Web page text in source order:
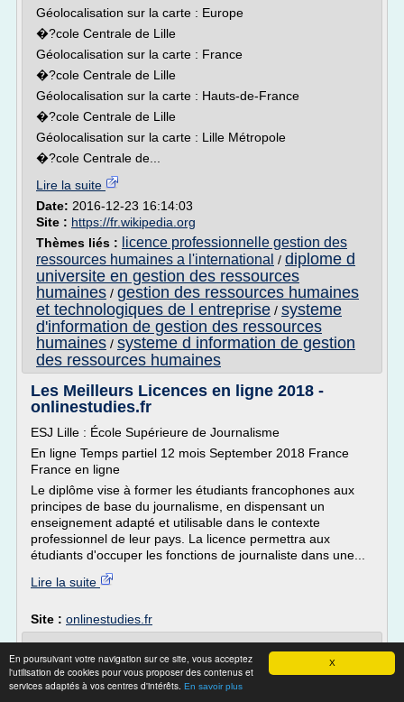
X
En poursuivant votre navigation sur ce site, vous acceptez
l'utilisation de cookies pour vous proposer des contenus et
services adaptés à vos centres d'intérêts. En savoir plus
Géolocalisation sur la carte : Europe
�?cole Centrale de Lille
Géolocalisation sur la carte : France
�?cole Centrale de Lille
Géolocalisation sur la carte : Hauts-de-France
�?cole Centrale de Lille
Géolocalisation sur la carte : Lille Métropole
�?cole Centrale de...
Lire la suite
Date: 2016-12-23 16:14:03
Site : https://fr.wikipedia.org
Thèmes liés :
licence professionnelle gestion des
ressources humaines a l'international / diplome d
universite en gestion des ressources
humaines / gestion des ressources humaines
et technologiques de l entreprise / systeme
d'information de gestion des ressources
humaines / systeme d information de gestion
des ressources humaines
Les Meilleurs Licences en ligne 2018 -
onlinestudies.fr
ESJ Lille : École Supérieure de Journalisme
En ligne Temps partiel 12 mois September 2018 France
France en ligne
Le diplôme vise à former les étudiants francophones aux
principes de base du journalisme, en dispensant un
enseignement adapté et utilisable dans le contexte
professionnel de leur pays. La licence permettra aux
étudiants d'occuper les fonctions de journaliste dans une...
Lire la suite
Site : onlinestudies.fr
Master 2 SHS parcours Analyse du travail
et ... - Cnam
Public et conditions d'accès